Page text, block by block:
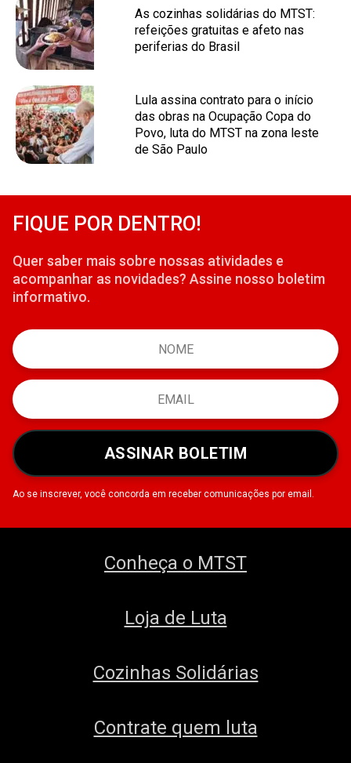
As cozinhas solidárias do MTST:
refeições gratuitas e afeto nas
periferias do Brasil
Lula assina contrato para o início
das obras na Ocupação Copa do
Povo, luta do MTST na zona leste
de São Paulo
FIQUE POR DENTRO!
Quer saber mais sobre nossas atividades e
acompanhar as novidades? Assine nosso boletim
informativo.
ASSINAR BOLETIM
Ao se inscrever, você concorda em receber comunicações por email.
Conheça o MTST
Loja de Luta
Cozinhas Solidárias
Contrate quem luta